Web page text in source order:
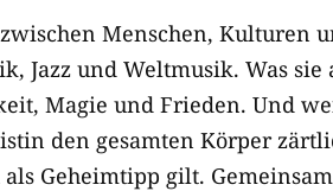
Menschen, Kulturen
Jazz und Weltmusik. Was
Magie und Frieden. Und
den gesamten Körper
Geheimtipp gilt.